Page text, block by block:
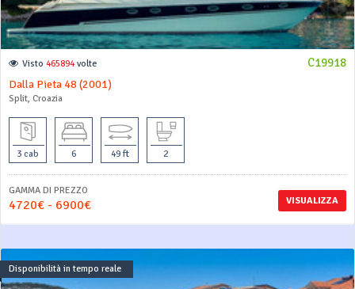
C19918
Visto 465894volte
Dalla Pieta 48 (2001)
Split, Croazia
3 cab 6 49 ft 2
VISUALIZZA
GAMMA DI PREZZO
4720€ - 6900€
Disponibilità in tempo reale